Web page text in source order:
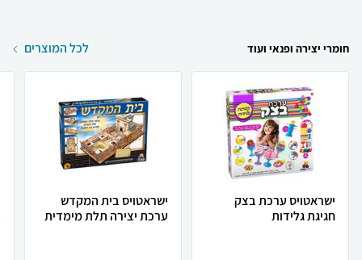
חומרי יצירה ופנאי ועוד לכל המוצרים
ישראטויס ערכת בצק
חגיגת גלידות
ישראטויס בית המקדש
ערכת יצירה תלת מימדית